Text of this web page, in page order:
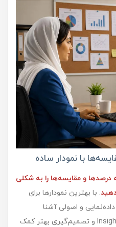
با نمودار ساده
درصدها و مقایسه‌ها را به شکلی
. با بهترین نمودارها برای
و اصولی آشنا
می‌شوید که به انتقال سریع‌تر Insight و تصمیم‌گیری بهتر کمک